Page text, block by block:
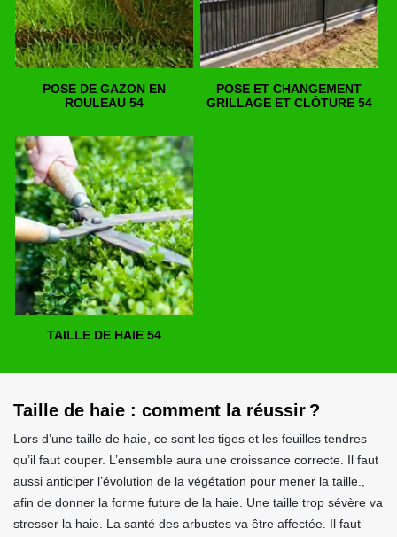
POSE DE GAZON EN
ROULEAU 54
POSE ET CHANGEMENT
GRILLAGE ET CLÔTURE 54
TAILLE DE HAIE 54
Taille de haie : comment la réussir ?
Lors d’une taille de haie, ce sont les tiges et les feuilles tendres
qu’il faut couper. L’ensemble aura une croissance correcte. Il faut
aussi anticiper l’évolution de la végétation pour mener la taille.,
afin de donner la forme future de la haie. Une taille trop sévère va
stresser la haie. La santé des arbustes va être affectée. Il faut